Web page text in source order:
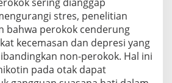
stres, penelitian
bahwa perokok cenderung
kecemasan dan depresi yang
non-perokok. Hal ini
pada otak dapat